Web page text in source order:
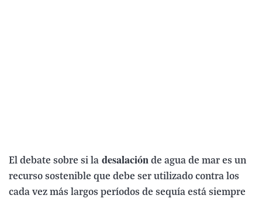
El debate sobre si la desalación de agua de mar es un
recurso sostenible que debe ser utilizado contra los
cada vez más largos períodos de sequía está siempre